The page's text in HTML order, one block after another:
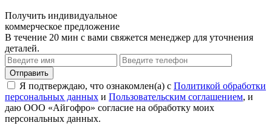
Получить индивидуальное
коммерческое предложение
В течение 20 мин с вами свяжется менеджер для уточнения
деталей.
Я подтверждаю, что ознакомлен(а) с Политикой обработки
персональных данных и Пользовательским соглашением, и
даю ООО «Айгофро» согласие на обработку моих
персональных данных.